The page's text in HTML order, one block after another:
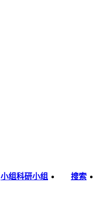
小组科研小组 搜索